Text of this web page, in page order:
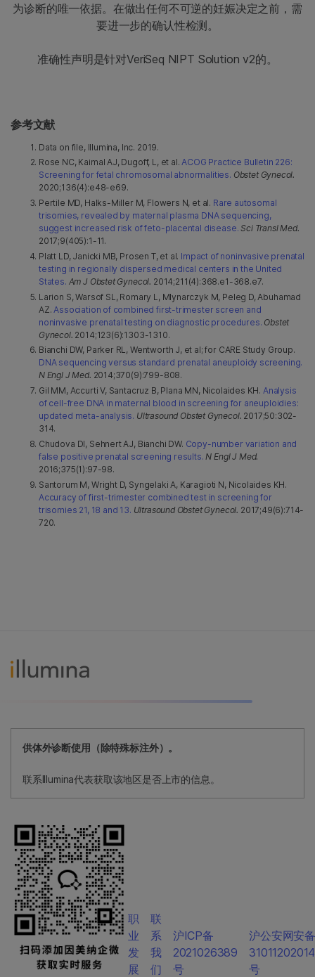
为诊断的唯一依据。在做出任何不可逆的妊娠决定之前，需
要进一步的确认性检测。
准确性声明是针对VeriSeq NIPT Solution v2的。
参考文献
Data on file, Illumina, Inc. 2019.
Rose NC, Kaimal AJ, Dugoff, L, et al. ACOG Practice Bulletin 226:
Screening for fetal chromosomal abnormalities. Obstet Gynecol.
2020;136(4):e48-e69.
Pertile MD, Halks-Miller M, Flowers N, et al. Rare autosomal
trisomies, revealed by maternal plasma DNA sequencing,
suggest increased risk of feto-placental disease. Sci Transl Med.
2017;9(405):1-11.
Platt LD, Janicki MB, Prosen T, et al. Impact of noninvasive prenatal
testing in regionally dispersed medical centers in the United
States. Am J Obstet Gynecol. 2014;211(4):368.e1-368.e7.
Larion S, Warsof SL, Romary L, Mlynarczyk M, Peleg D, Abuhamad
AZ. Association of combined first-trimester screen and
noninvasive prenatal testing on diagnostic procedures. Obstet
Gynecol. 2014;123(6):1303-1310.
Bianchi DW, Parker RL, Wentworth J, et al; for CARE Study Group.
DNA sequencing versus standard prenatal aneuploidy screening.
N Engl J Med. 2014;370(9):799-808.
Gil MM, Accurti V, Santacruz B, Plana MN, Nicolaides KH. Analysis
of cell-free DNA in maternal blood in screening for aneuploidies:
updated meta-analysis. Ultrasound Obstet Gynecol. 2017;50:302-
314.
Chudova DI, Sehnert AJ, Bianchi DW. Copy-number variation and
false positive prenatal screening results. N Engl J Med.
2016;375(1):97-98.
Santorum M, Wright D, Syngelaki A, Karagioti N, Nicolaides KH.
Accuracy of first-trimester combined test in screening for
trisomies 21, 18 and 13. Ultrasound Obstet Gynecol. 2017;49(6):714-
720.
供体外诊断使用（除特殊标注外）。
联系Illumina代表获取该地区是否上市的信息。
职
业
发
展
联
系
我
们
沪ICP备
2021026389
号
沪公安网安
号